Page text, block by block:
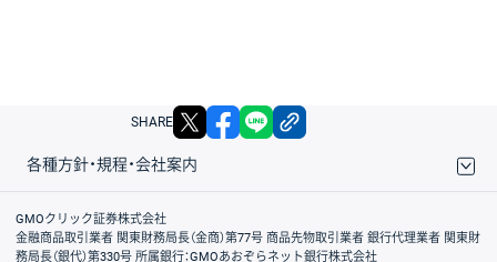
SHARE X facebook
各種方針・規程・会社案内
取引規程・約款
サイトマップ
その他のご案内
個人情報保護方針
最良執行方針
サイトのご利用について
ディスクレイマー
信託保全
リスク説明
会社案内
GMOクリック証券株式会社
金融商品取引業者 関東財務局長（金商）第77号 商品先物取引業者 銀行代理業者 関東財
務局長（銀代）第330号 所属銀行：GMOあおぞらネット銀行株式会社